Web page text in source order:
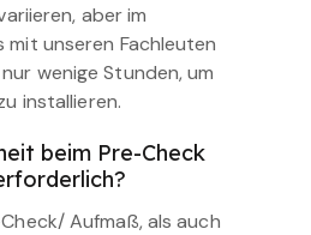
aber im
unseren Fachleuten
wenige Stunden, um
installieren.
beim Pre-Check
Aufmaß, als auch